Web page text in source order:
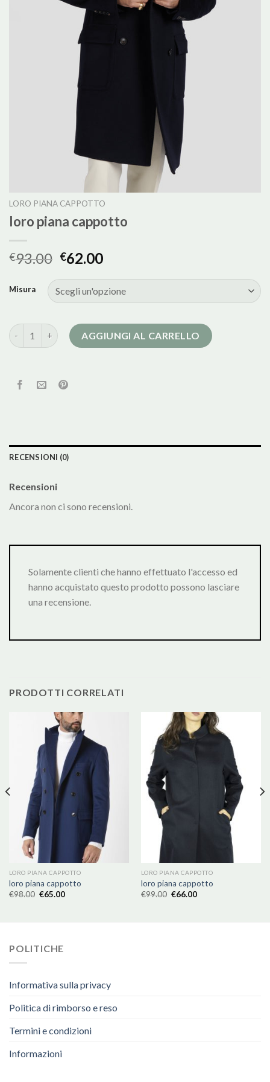
LORO PIANA CAPPOTTO
loro piana cappotto
€93.00 €62.00
Misura
loro piana cappotto quantitàAGGIUNGI AL CARRELLO
RECENSIONI (0)
Recensioni
Ancora non ci sono recensioni.
Solamente clienti che hanno effettuato l'accesso ed
hanno acquistato questo prodotto possono lasciare
una recensione.
PRODOTTI CORRELATI
LORO PIANA CAPPOTTO
loro piana cappotto
€98.00 €65.00
LORO PIANA CAPPOTTO
loro piana cappotto
€99.00 €66.00
POLITICHE
Informativa sulla privacy
Politica di rimborso e reso
Termini e condizioni
Informazioni